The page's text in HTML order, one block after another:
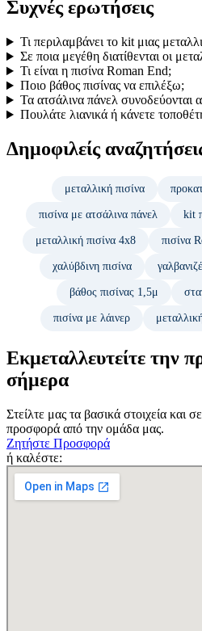
Συχνές ερωτήσεις
Τι περιλαμβάνει το kit μιας
Σε ποια μεγέθη διατίθενται οι
Τι είναι η πισίνα Roman End;
Ποιο βάθος πισίνας να επιλέξω;
Τα ατσάλινα πάνελ συνοδεύονται
Πουλάτε λιανικά ή κάνετε
Δημοφιλείς
μεταλλική πισίνα
πισίνα με ατσάλινα πάνελ kit
μεταλλική πισίνα 4x8 πισίνα
χαλύβδινη πισίνα
βάθος πισίνας 1,5μ
πισίνα με λάινερ
Εκμεταλλευτείτε την
σήμερα
Στείλτε μας τα βασικά στοιχεία και
προσφορά από την ομάδα μας.
Ζητήστε Προσφορά
ή καλέστε: